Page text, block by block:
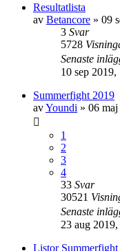
Resultatlista
av Betancore » 09
3 Svar
5728
Senaste
10 sep 2019,
Summerfight 2019
avYoundi » 06
1
2
3
4
33 Svar
30521
Senaste
23 aug
Listor Summerfight